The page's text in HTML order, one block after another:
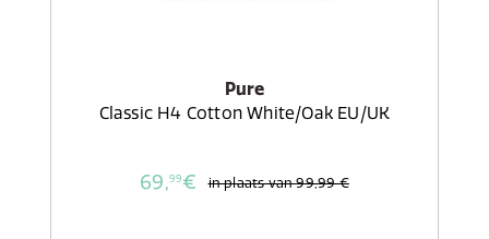
Pure
Classic H4 Cotton White/Oak EU/UK
69,99€ in plaats van99,99 €